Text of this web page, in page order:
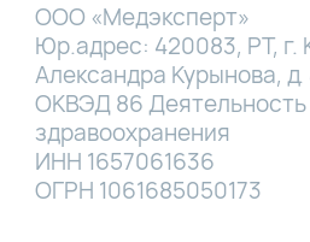
ООО «Медэксперт»
Юр.адрес: 420083, РТ, г.
Александра Курынова, д.
ОКВЭД 86 Деятельность
здравоохранения
ИНН 1657061636
ОГРН 1061685050173